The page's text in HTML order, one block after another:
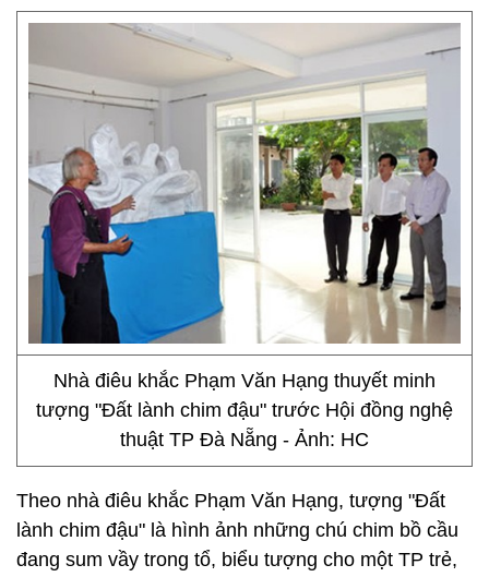
Nhà điêu khắc Phạm Văn Hạng thuyết minh
tượng "Đất lành chim đậu" trước Hội đồng nghệ
thuật TP Đà Nẵng - Ảnh: HC
Theo nhà điêu khắc Phạm Văn Hạng, tượng "Đất
lành chim đậu" là hình ảnh những chú chim bồ cầu
đang sum vầy trong tổ, biểu tượng cho một TP trẻ,